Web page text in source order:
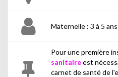
Maternelle : 3 à 5 ans
Pour une première
sanitaireest
carnet de santé de